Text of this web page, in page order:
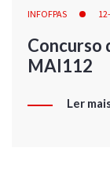
INFOFPAS
Concurso
MAI112
Ler